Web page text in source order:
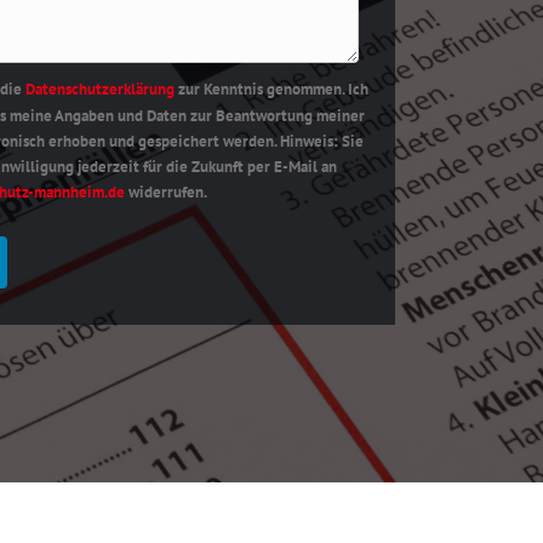
Datenschutzerklärungzur Kenntnis genommen. Ich
meine Angaben und Daten zur Beantwortung meiner
erhoben und gespeichert werden. Hinweis: Sie
jederzeit für die Zukunft per E-Mail an
mannheim.dewiderrufen.